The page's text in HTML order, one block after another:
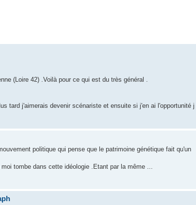
(Loire 42) .Voilà pour ce qui est du très général .
tard j'aimerais devenir scénariste et ensuite si j'en ai l'opportunité j
politique qui pense que le patrimoine génétique fait qu'un
tombe dans cette idéologie .Etant par la même ...